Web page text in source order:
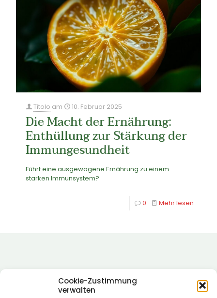
Cookie-Zustimmung
verwalten
Titolo am 10. Februar 2025
Die Macht der Ernährung:
Enthüllung zur Stärkung der
Immungesundheit
Führt eine ausgewogene Ernährung zu einem
starken Immunsystem?
0 Mehr lesen